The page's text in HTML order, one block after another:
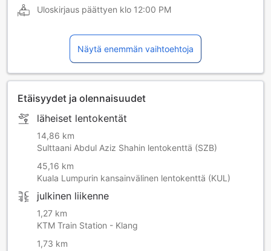
Uloskirjaus päättyen klo 12:00 PM
Näytä enemmän vaihtoehtoja
Etäisyydet ja olennaisuudet
läheiset lentokentät
14,86 km
Sulttaani Abdul Aziz Shahin lentokenttä (SZB)
45,16 km
Kuala Lumpurin kansainvälinen lentokenttä (KUL)
julkinen liikenne
1,27 km
KTM Train Station - Klang
1,73 km